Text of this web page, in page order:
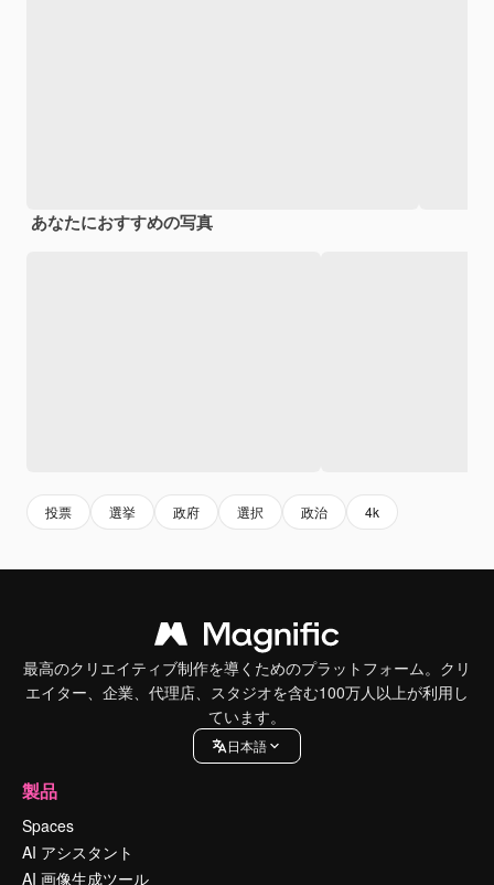
あなたにおすすめの写真
投票 選挙 政府 選択 政治 4k
最高のクリエイティブ制作を導くためのプラットフォーム。クリ
エイター、企業、代理店、スタジオを含む100万人以上が利用し
ています。
日本語
製品
Spaces
AI アシスタント
AI 画像生成ツール